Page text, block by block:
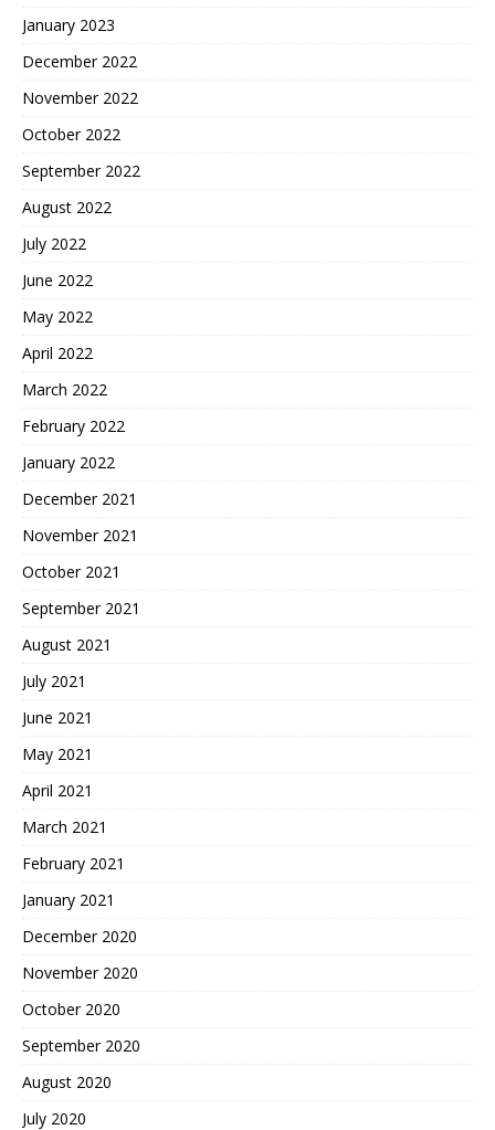
January 2023
December 2022
November 2022
October 2022
September 2022
August 2022
July 2022
June 2022
May 2022
April 2022
March 2022
February 2022
January 2022
December 2021
November 2021
October 2021
September 2021
August 2021
July 2021
June 2021
May 2021
April 2021
March 2021
February 2021
January 2021
December 2020
November 2020
October 2020
September 2020
August 2020
July 2020